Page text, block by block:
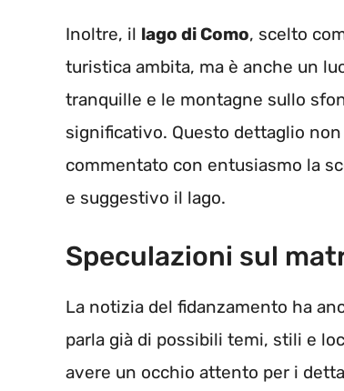
Inoltre, il lago di Como, scelto
turistica ambita, ma è anche un
tranquille e le montagne sullo
significativo. Questo dettaglio
commentato con entusiasmo la
e suggestivo il lago.
Speculazioni sul
La notizia del fidanzamento ha
parla già di possibili temi, stili e
avere un occhio attento per i